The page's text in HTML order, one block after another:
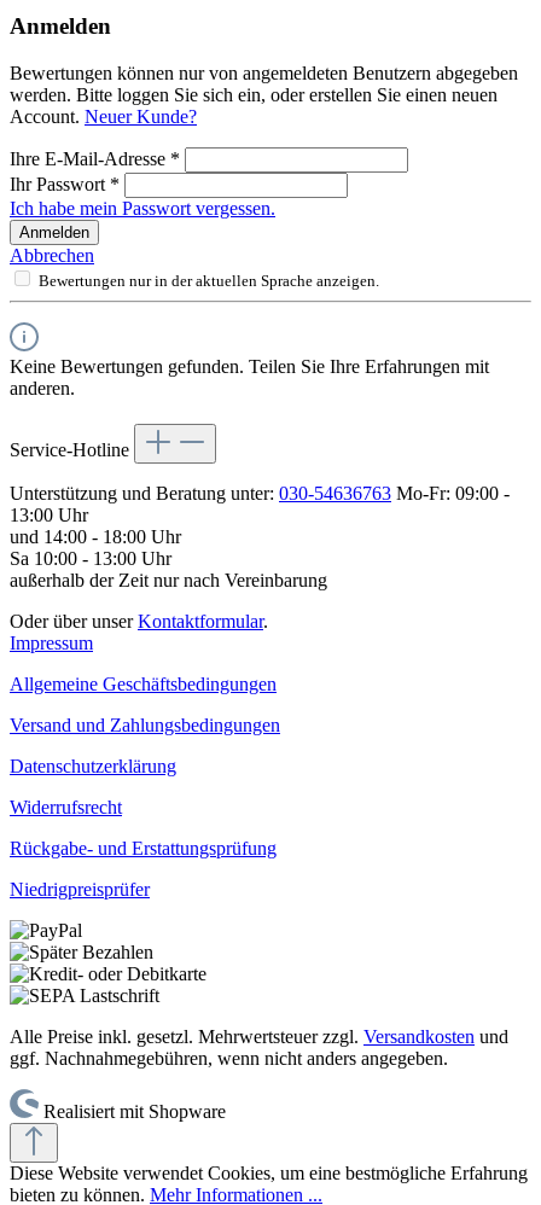
Anmelden
Bewertungen können nur von angemeldeten Benutzern abgegeben
werden. Bitte loggen Sie sich ein, oder erstellen Sie einen neuen
Account. Neuer Kunde?
Ihre E-Mail-Adresse *
Ihr Passwort *
Ich habe mein Passwort vergessen.
Anmelden
Abbrechen
Bewertungen nur in der aktuellen Sprache anzeigen.
Keine Bewertungen gefunden. Teilen Sie Ihre Erfahrungen mit
anderen.
Service-Hotline
Unterstützung und Beratung unter: 030-54636763 Mo-Fr: 09:00 -
13:00 Uhr
und 14:00 - 18:00 Uhr
Sa 10:00 - 13:00 Uhr
außerhalb der Zeit nur nach Vereinbarung
Oder über unserKontaktformular.
Impressum
Allgemeine Geschäftsbedingungen
Versand und Zahlungsbedingungen
Datenschutzerklärung
Widerrufsrecht
Rückgabe- und Erstattungsprüfung
Niedrigpreisprüfer
Alle Preise inkl. gesetzl. Mehrwertsteuer zzgl. Versandkosten und
ggf. Nachnahmegebühren, wenn nicht anders angegeben.
Realisiert mit Shopware
Diese Website verwendet Cookies, um eine bestmögliche Erfahrung
bieten zu können. Mehr Informationen ...